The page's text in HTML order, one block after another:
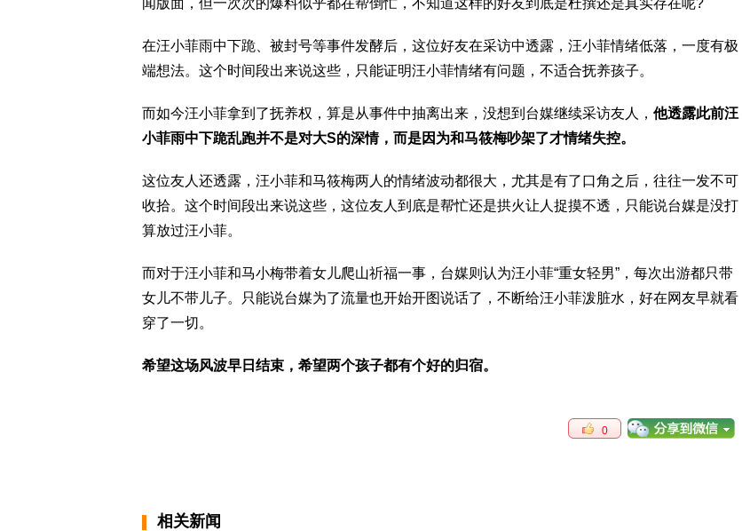
闻版面，但一次次的爆料似乎都在帮倒忙，不知道这样的好友到底是杜撰还是真实存在呢?
在汪小菲雨中下跪、被封号等事件发酵后，这位好友在采访中透露，汪小菲情绪低落，一度有极
端想法。这个时间段出来说这些，只能证明汪小菲情绪有问题，不适合抚养孩子。
而如今汪小菲拿到了抚养权，算是从事件中抽离出来，没想到台媒继续采访友人， 他透露此前汪
小菲雨中下跪乱跑并不是对大S的深情，而是因为和马筱梅吵架了才情绪失控。
这位友人还透露，汪小菲和马筱梅两人的情绪波动都很大，尤其是有了口角之后，往往一发不可
收拾。这个时间段出来说这些，这位友人到底是帮忙还是拱火让人捉摸不透，只能说台媒是没打
算放过汪小菲。
而对于汪小菲和马小梅带着女儿爬山祈福一事，台媒则认为汪小菲“重女轻男”，每次出游都只带
女儿不带儿子。只能说台媒为了流量也开始开图说话了，不断给汪小菲泼脏水，好在网友早就看
穿了一切。
希望这场风波早日结束，希望两个孩子都有个好的归宿。
0
相关新闻